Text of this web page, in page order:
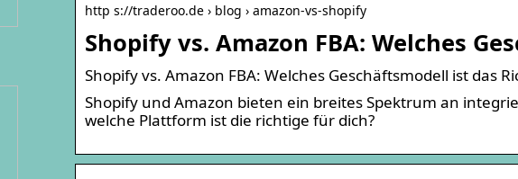
http s://traderoo.de › blog › amazon-vs-shopify
Shopify vs. Amazon FBA: Welches
Shopify vs. Amazon FBA: Welches Geschäftsmodell ist das
Shopify und Amazon bieten ein breites Spektrum an
welche Plattform ist die richtige für dich?